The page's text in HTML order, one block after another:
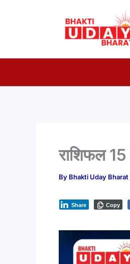
राशिफल 15
By Bhakti Uday Bharat
Share Copy